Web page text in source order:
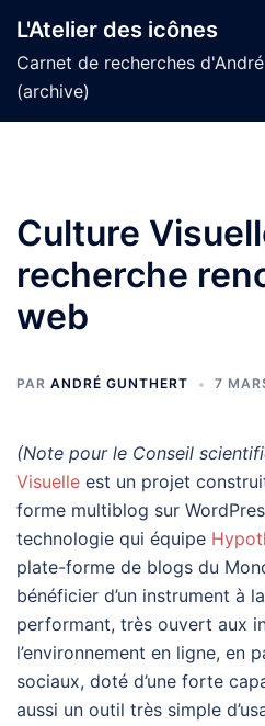
au
contenu
L'Atelier des icônes
Carnet de recherches
(archive)
Culture
recherche
web
PAR ANDRÉ GUNTHERT 7
(Note pour le Conseil
Visuelle est un projet
forme multiblog sur
technologie qui équipe
plate-forme de blogs du
bénéficier d’un instrument à
performant, très ouvert aux
l’environnement en ligne, en
sociaux, doté d’une forte
aussi un outil très simple